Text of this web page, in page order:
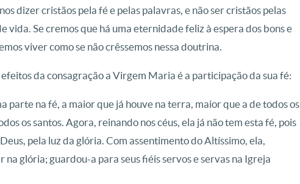
dizer cristãos pela fé e pelas palavras, e não ser cristãos pelas
vida. Se cremos que há uma eternidade feliz à espera dos bons e
viver como se não crêssemos nessa doutrina.
da consagração a Virgem Maria é a participação da sua fé:
parte na fé, a maior que já houve na terra, maior que a de todos os
os santos. Agora, reinando nos céus, ela já não tem esta fé, pois
pela luz da glória. Com assentimento do Altíssimo, ela,
glória; guardou-a para seus fiéis servos e servas na Igreja